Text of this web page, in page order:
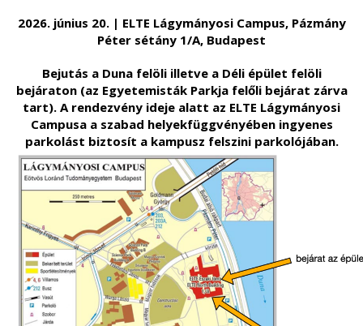
2026. június 20. | ELTE Lágymányosi Campus, Pázmány
Péter sétány 1/A, Budapest
Bejutás a Duna felöli illetve a Déli épület felöli
bejáraton (az Egyetemisták Parkja felőli bejárat zárva
tart). A rendezvény ideje alatt az ELTE Lágymányosi
Campusa a szabad helyekfüggvényében ingyenes
parkolást biztosít a kampusz felszini parkolójában.